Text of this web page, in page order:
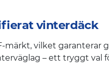
vinterdäck
märkt, vilket garanterar
– ett tryggt val